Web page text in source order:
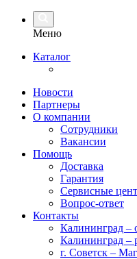
Меню
Каталог
Новости
Партнеры
О компании
Сотрудники
Вакансии
Помощь
Доставка
Гарантия
Сервисные
Вопрос-ответ
Контакты
Калининград –
Калининград –
г. Советск –